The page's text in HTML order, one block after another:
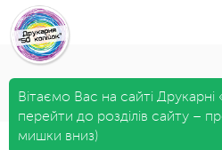
Вітаємо Вас на сайті
перейти до розділів сайту –
мишки вниз)